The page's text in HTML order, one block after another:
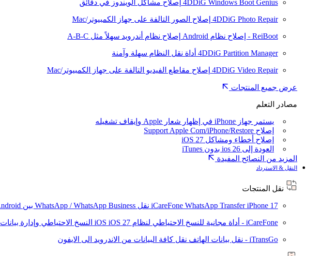
4DDiG Windows Boot Genius إصلاح مشاكل الويندوز في دقائق
4DDiG Photo Repair إصلاح الصور التالفة على جهاز الكمبيوتر/Mac
ReiBoot - إصلاح نظام Android إصلاح نظام أندرويد سهلاً مثل A-B-C
4DDiG Partition Manager أداة نقل النظام سهلة وآمنة
4DDiG Video Repair إصلاح مقاطع الفيديو التالفة على جهاز الكمبيوتر/Mac
عرض جميع المنتجات
مصادر التعلم
يستمر جهاز iPhone في إظهار شعار Apple وإيقاف تشغيله
إصلاح Support Apple Com/iPhone/Restore
إصلاح أخطاء ومشاكل iOS 27
العودة إلى ios 26 بدون iTunes
المزيد من النصائح المفيدة
النقل & الاسترداد
نقل المنتجات
iCareFone WhatsApp TransferiPhone 17 نقل WhatsApp / WhatsApp Business بين Android و iPhone
iCareFone - أداة مجانية للنسخ الاحتياطي لنظام iOS iOS 27 النسخ الاحتياطي وإدارة بيانات iOS بسهولة
iTransGo - نقل بيانات الهاتف نقل كافة البيانات من الاندرويد الى الايفون